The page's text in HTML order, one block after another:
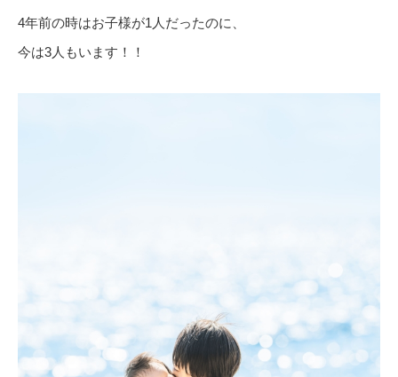
4年前の時はお子様が1人だったのに、
今は3人もいます！！